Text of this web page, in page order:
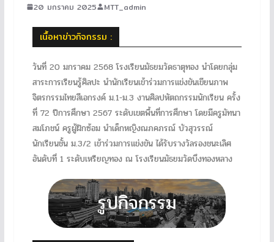
20 มกราคม 2025 MTT_admin
เนื้อหาข่าวกิจกรรม :
วันที่ 20 มกราคม 2568 โรงเรียนมัธยมวัดธาตุทอง นำโดยกลุ่ม
สาระการเรียนรู้ศิลปะ นำนักเรียนเข้าร่วมการแข่งขันเขียนภาพ
จิตรกรรมไทยสีเอกรงค์ ม.1-ม.3 งานศิลปหัตถกรรมนักเรียน ครั้ง
ที่ 72 ปีการศึกษา 2567 ระดับเขตพื้นที่การศึกษา โดยมีครูมัทนา
สมโภชน์ ครูผู้ฝึกซ้อม นำเด็กหญิงณภคภรณ์ บัวสุวรรณ์
นักเรียนชั้น ม.3/2 เข้าร่วมการแข่งขัน ได้รับรางวัลรองชนะเลิศ
อันดับที่ 1 ระดับเหรียญทอง ณ โรงเรียนมัธยมวัดบึงทองหลาง